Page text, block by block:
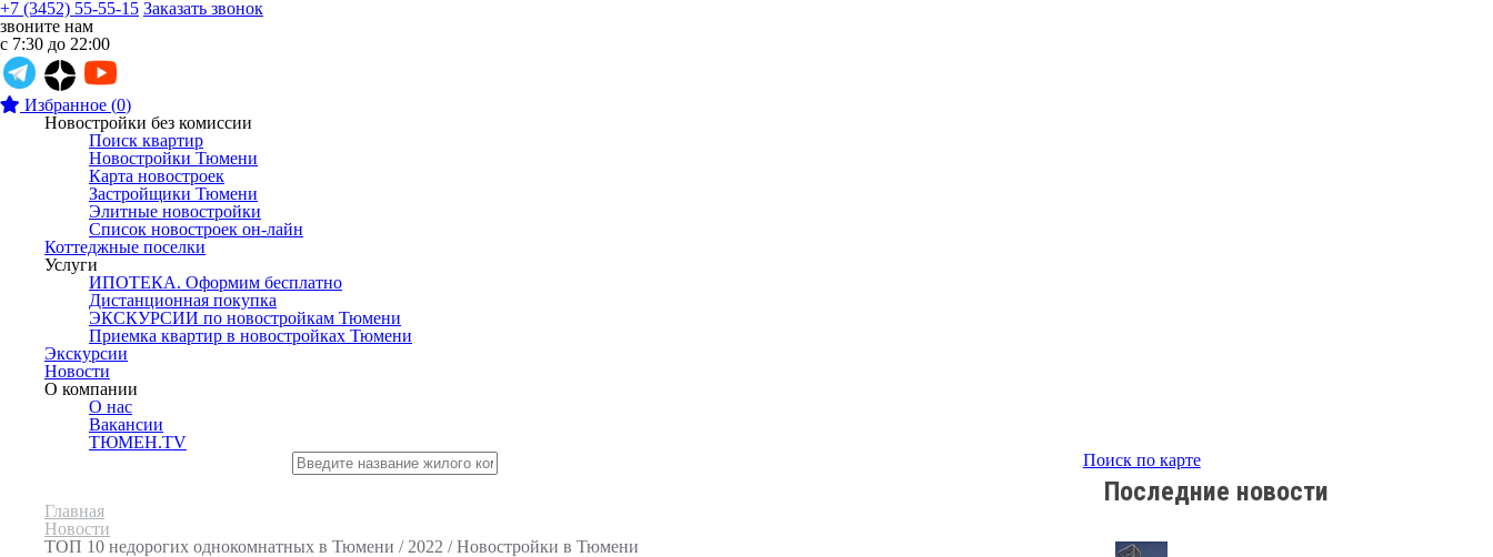
+7 (3452) 55-55-15 Заказать звонок
звоните нам
с 7:30 до 22:00
Избранное (0)
Новостройки без комиссии
Поиск квартир
Новостройки Тюмени
Карта новостроек
Застройщики Тюмени
Элитные новостройки
Список новостроек он-лайн
Коттеджные поселки
Услуги
ИПОТЕКА. Оформим бесплатно
Дистанционная покупка
ЭКСКУРСИИ по новостройкам Тюмени
Приемка квартир в новостройках Тюмени
Экскурсии
Новости
О компании
О нас
Вакансии
ТЮМЕН.TV
Поиск по карте
Главная
Новости
ТОП 10 недорогих однокомнатных в Тюмени / 2022 / Новостройки в Тюмени
Последние новости